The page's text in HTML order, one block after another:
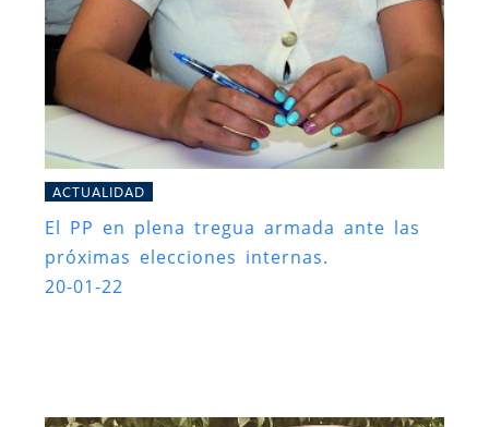
ACTUALIDAD
El PP en plena tregua armada ante las
próximas elecciones internas.
20-01-22